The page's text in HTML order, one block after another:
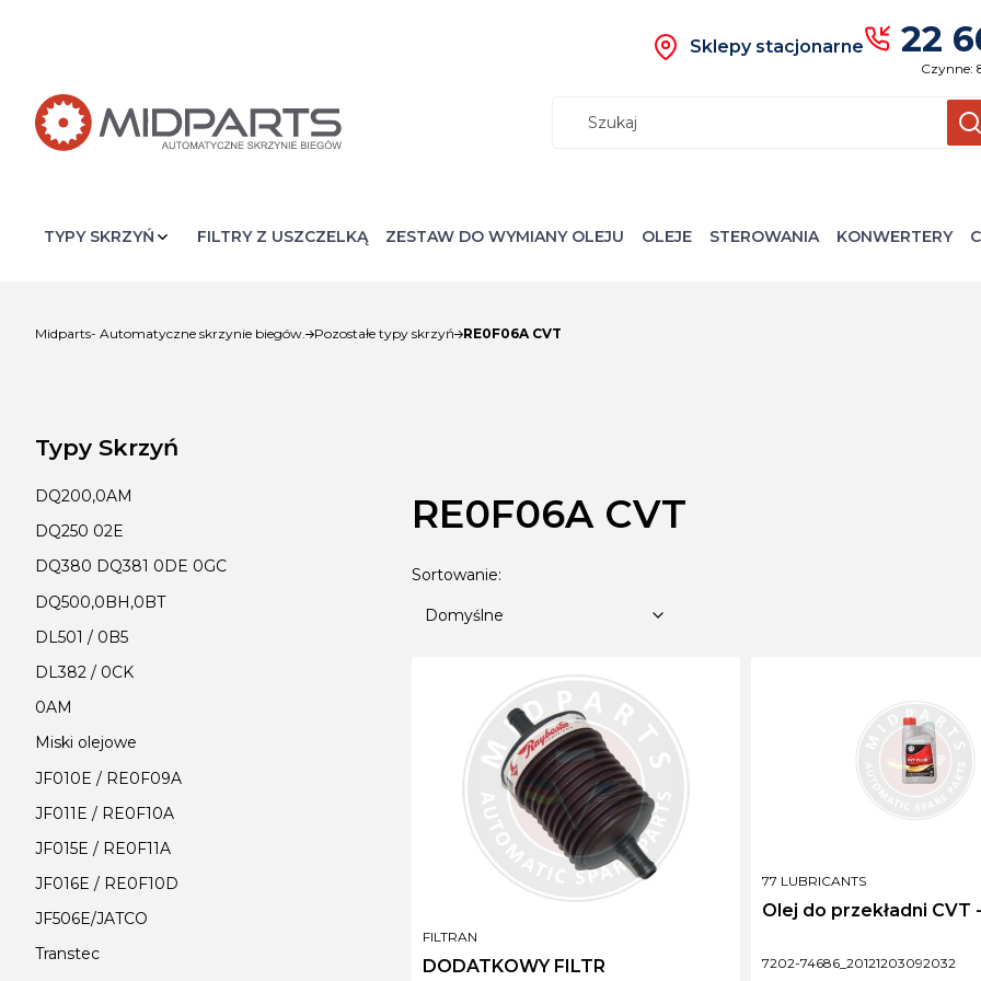
Sklepy stacjonarne 22
Czynne:
FILTRY Z USZCZELKĄ ZESTAW DO WYMIANY OLEJU OLEJE STEROWANIA KONWERTERY
Midparts- Automatyczne skrzynie biegów. Pozostałe typy skrzyń RE0F06A CVT
Typy Skrzyń
DQ200,0AM
DQ250 02E
DQ380 DQ381 0DE 0GC
DQ500,0BH,0BT
DL501 / 0B5
DL382 / 0CK
0AM
Miski olejowe
JF010E / RE0F09A
JF011E / RE0F10A
JF015E / RE0F11A
JF016E / RE0F10D
JF506E/JATCO
Transtec
RE0F06A CVT
Lista produktów
Sortowanie:
Domyślne
DODATKOWY FILTR
PRODUCENT
FILTRAN
Kod produktu
7202-74686_20121203092032
Olej do przekładni CVT
PRODUCENT
77 LUBRICANTS